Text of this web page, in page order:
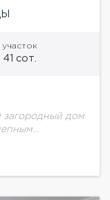
участок
41 сот.
загородный дом